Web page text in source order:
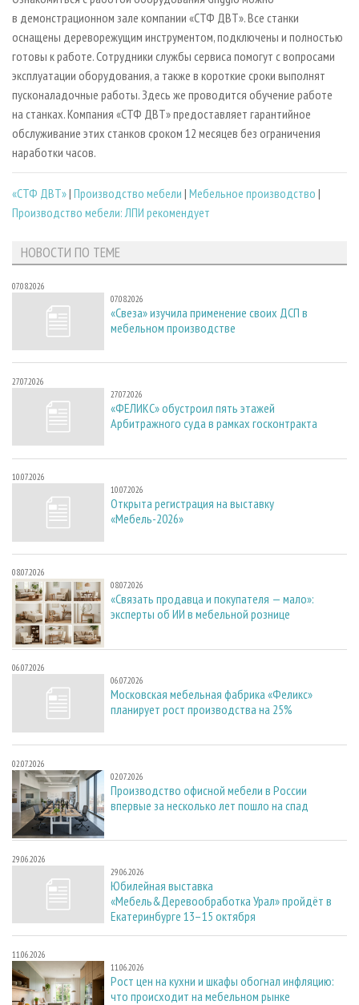
в демонстрационном зале компании «СТФ ДВТ». Все станки
оснащены дереворежущим инструментом, подключены и полностью
готовы к работе. Сотрудники службы сервиса помогут с вопросами
эксплуатации оборудования, а также в короткие сроки выполнят
пусконаладочные работы. Здесь же проводится обучение работе
на станках. Компания «СТФ ДВТ» предоставляет гарантийное
обслуживание этих станков сроком 12 месяцев без ограничения
наработки часов.
«СТФ ДВТ»| Производство мебели | Мебельное производство |
Производство мебели: ЛПИ рекомендует
НОВОСТИ ПО ТЕМЕ
07.08.2026
07.08.2026
«Свеза» изучила применение своих ДСП в
мебельном производстве
27.07.2026
27.07.2026
«ФЕЛИКС» обустроил пять этажей
Арбитражного суда в рамках госконтракта
10.07.2026
10.07.2026
Открыта регистрация на выставку
«Мебель-2026»
08.07.2026
08.07.2026
«Связать продавца и покупателя — мало»:
эксперты об ИИ в мебельной рознице
06.07.2026
06.07.2026
Московская мебельная фабрика «Феликс»
планирует рост производства на 25%
02.07.2026
02.07.2026
Производство офисной мебели в России
впервые за несколько лет пошло на спад
29.06.2026
29.06.2026
Юбилейная выставка
«Мебель&Деревообработка Урал» пройдёт в
Екатеринбурге 13–15 октября
11.06.2026
11.06.2026
Рост цен на кухни и шкафы обогнал инфляцию:
что происходит на мебельном рынке